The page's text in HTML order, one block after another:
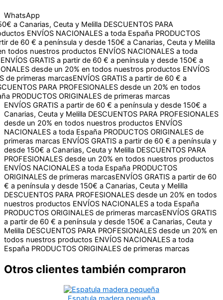
WhatsApp
Ceuta y MelillaDESCUENTOS PARA PROFESIONALES
a toda EspañaPRODUCTOS ORIGINALES de primeras
a Canarias, Ceuta y MelillaDESCUENTOS PARA
ENVÍOS NACIONALES a toda EspañaPRODUCTOS
€ a península y desde 150€ a Canarias, Ceuta y Melilla
nuestros productosENVÍOS NACIONALES a toda España
a partir de 60 € a península y desde 150€ a Canarias, Ceuta
en todos nuestros productosENVÍOS NACIONALES a toda
ENVÍOS GRATIS a partir de 60 € a península y desde 150€ a
Canarias, Ceuta y Melilla DESCUENTOS PARA PROFESIONALES
desde un 20% en todos nuestros productos ENVÍOS
NACIONALES a toda España PRODUCTOS ORIGINALES de
primeras marcas ENVÍOS GRATIS a partir de 60 € a península y
desde 150€ a Canarias, Ceuta y Melilla DESCUENTOS PARA
PROFESIONALES desde un 20% en todos nuestros productos
ENVÍOS NACIONALES a toda España PRODUCTOS
ORIGINALES de primeras marcasENVÍOS GRATIS a partir de 60
€ a península y desde 150€ a Canarias, Ceuta y Melilla
DESCUENTOS PARA PROFESIONALES desde un 20% en todos
nuestros productos ENVÍOS NACIONALES a toda España
PRODUCTOS ORIGINALES de primeras marcasENVÍOS GRATIS
a partir de 60 € a península y desde 150€ a Canarias, Ceuta y
Melilla DESCUENTOS PARA PROFESIONALES desde un 20% en
todos nuestros productos ENVÍOS NACIONALES a toda
España PRODUCTOS ORIGINALES de primeras marcas
Otros clientes también compraron